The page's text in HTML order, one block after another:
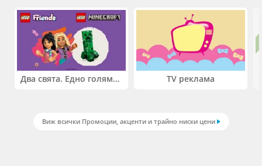
Два свята. Едно голямо приключение. Купи 2 продукта LEGO® Friends и/или LEGO® Minecraft и вземи -27% TV реклама
Виж всички Промоции, акценти и трайно ниски цени